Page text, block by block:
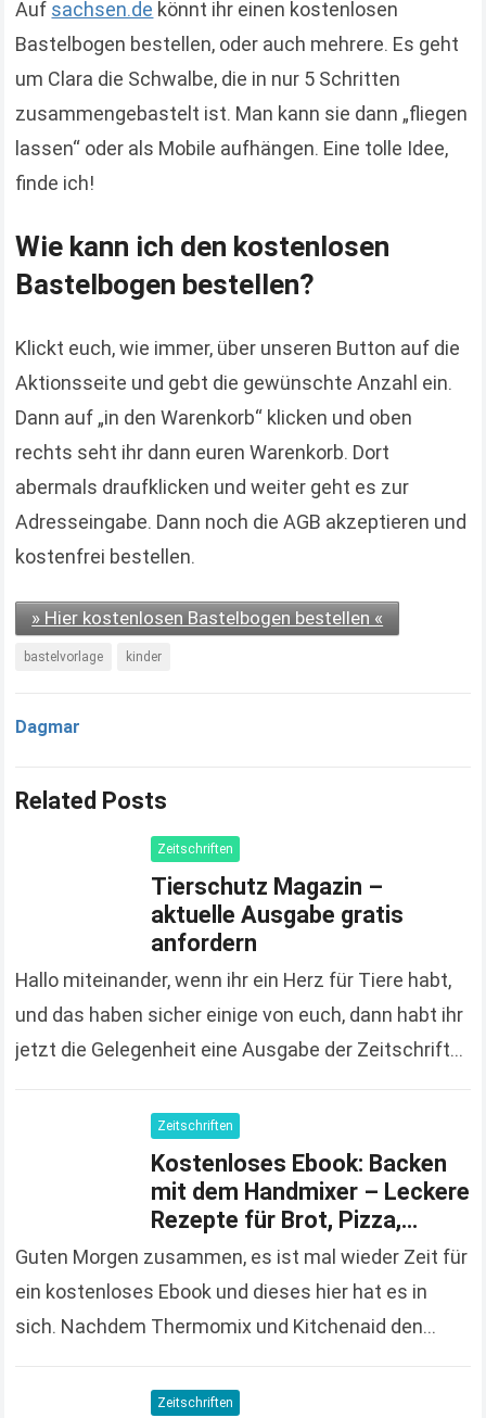
Auf sachsen.de könnt ihr einen kostenlosen
Bastelbogen bestellen, oder auch mehrere. Es geht
um Clara die Schwalbe, die in nur 5 Schritten
zusammengebastelt ist. Man kann sie dann „fliegen
lassen“ oder als Mobile aufhängen. Eine tolle Idee,
finde ich!
Wie kann ich den kostenlosen
Bastelbogen bestellen?
Klickt euch, wie immer, über unseren Button auf die
Aktionsseite und gebt die gewünschte Anzahl ein.
Dann auf „in den Warenkorb“ klicken und oben
rechts seht ihr dann euren Warenkorb. Dort
abermals draufklicken und weiter geht es zur
Adresseingabe. Dann noch die AGB akzeptieren und
kostenfrei bestellen.
» Hier kostenlosen Bastelbogen bestellen «
bastelvorlage kinder
Dagmar
Related Posts
Zeitschriften
Tierschutz Magazin –
aktuelle Ausgabe gratis
anfordern
Hallo miteinander, wenn ihr ein Herz für Tiere habt,
und das haben sicher einige von euch, dann habt ihr
jetzt die Gelegenheit eine Ausgabe der Zeitschrift
Zeitschriften
Kostenloses Ebook: Backen
mit dem Handmixer – Leckere
Rezepte für Brot, Pizza,
Kuchen
Guten Morgen zusammen, es ist mal wieder Zeit für
ein kostenloses Ebook und dieses hier hat es in
sich. Nachdem Thermomix und Kitchenaid den
Zeitschriften